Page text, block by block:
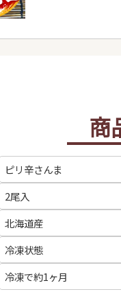
商
ピリ辛さんま
2尾入
北海道産
冷凍状態
冷凍で約1ヶ月